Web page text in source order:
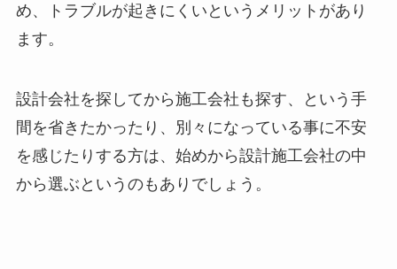
め、トラブルが起きにくいというメリットがあり
ます。
設計会社を探してから施工会社も探す、という手
間を省きたかったり、別々になっている事に不安
を感じたりする方は、始めから設計施工会社の中
から選ぶというのもありでしょう。